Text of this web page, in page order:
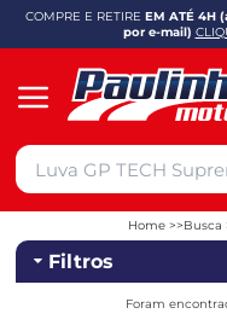
COMPRE E RETIRE EM ATÉ 4H
por e-mail)
Home Busca
Filtros
Foram